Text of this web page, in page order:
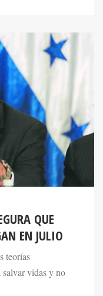
QUE
EN JULIO
teorías
vidas y no